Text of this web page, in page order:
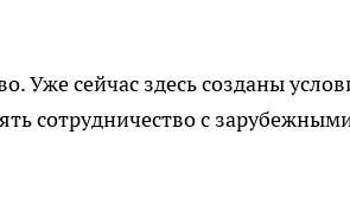
Уже сейчас здесь созданы
сотрудничество с